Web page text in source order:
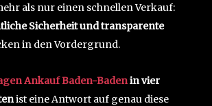
als nur einen schnellen Verkauf:
Sicherheit und transparente
in den Vordergrund.
Ankauf Baden-Badenin vier
ist eine Antwort auf genau diese